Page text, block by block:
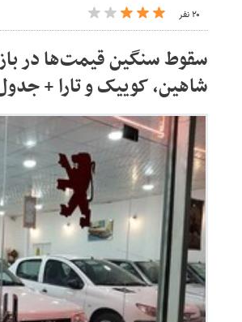
۲۰ نفر
سقوط سنگین قیمت‌ها در
شاهین، کوییک و تارا +